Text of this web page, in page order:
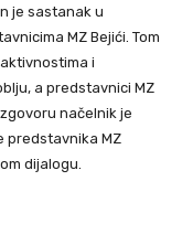
je sastanak u
MZ Bejići. Tom
i
a predstavnici MZ
načelnik je
predstavnika MZ
dijalogu.